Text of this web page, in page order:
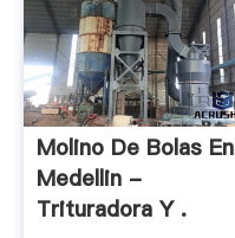
Molino De Bolas En
Medellin -
Trituradora Y .